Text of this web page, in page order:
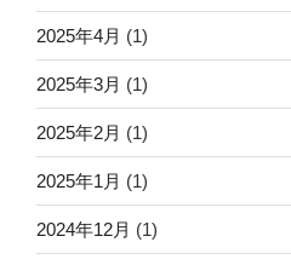
2025年4月 (1)
2025年3月 (1)
2025年2月 (1)
2025年1月 (1)
2024年12月 (1)